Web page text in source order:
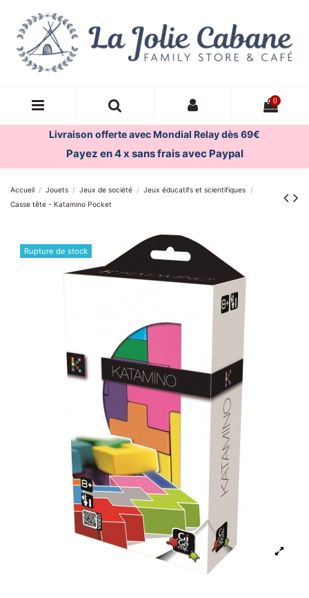
0
Livraison offerte avec Mondial Relay dès 69€
Payez en 4 x sans frais avec Paypal
Accueil Jouets Jeux de société
Jeux éducatifs et scientifiques
Casse tête - Katamino Pocket
Rupture de stock